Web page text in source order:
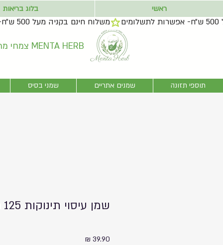
ראשי בלוג בריאות
צמחי מרפא בדרך הרמב״ם MENTA HERB
תוספי תזונה שמנים אתריים שמני בסיס
שמן עיסוי תינוקות 125 מ"ל